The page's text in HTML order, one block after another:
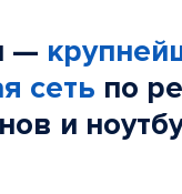
—
сеть по
и